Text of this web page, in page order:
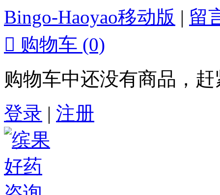
Bingo-Haoyao移动版 | 留
 购物车 (0)
购物车中还没有商品，
登录 | 注册